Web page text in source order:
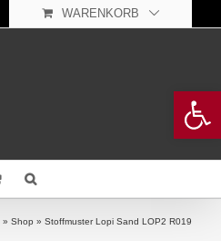
WARENKORB
» Shop » Stoffmuster Lopi Sand LOP2 R019